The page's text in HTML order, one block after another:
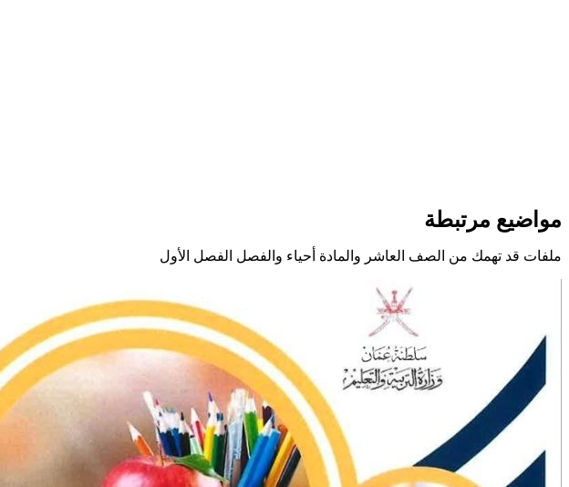
مواضيع مرتبطة
ملفات قد تهمك من الصف العاشر والمادة أحياء والفصل الفصل الأول